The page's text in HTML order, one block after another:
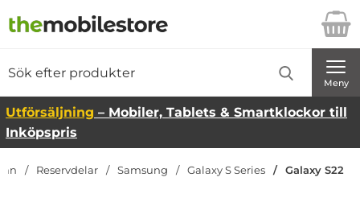
Startsidan för Danira Telecom AB
Meny
Utförsäljning – Mobiler, Tablets & Smartklockor till
Inköpspris
Reservdelar Samsung Galaxy S Series Galaxy S22